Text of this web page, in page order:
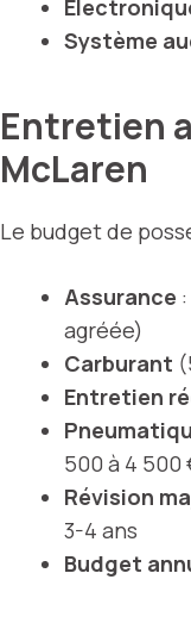
Système
Entretien
McLaren
Le budget de
Assurance
agréée)
Carburant
Entretien
500 à 4 500
Révision
3-4 ans
Budget